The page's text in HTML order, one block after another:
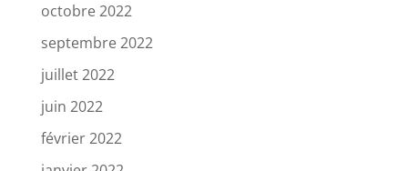
octobre 2022
septembre 2022
juillet 2022
juin 2022
février 2022